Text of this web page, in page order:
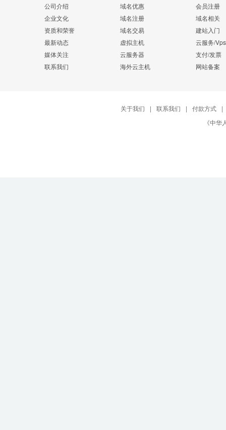
公司介绍
企业文化
资质和荣誉
最新动态
媒体关注
联系我们
域名优惠
域名注册
域名交易
虚拟主机
云服务器
海外云主机
会员注册
域名相关
建站入门
云服务/Vps
支付/发票
网站备案
关于我们 | 联系我们 | 付款方式
|
《中